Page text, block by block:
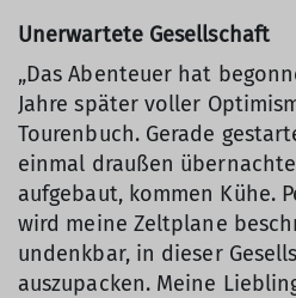
Unerwartete Gesellschaft
„Das Abenteuer hat
Jahre später voller
Tourenbuch. Gerade
einmal draußen
aufgebaut, kommen Kühe.
wird meine Zeltplane
undenkbar, in dieser
auszupacken. Meine